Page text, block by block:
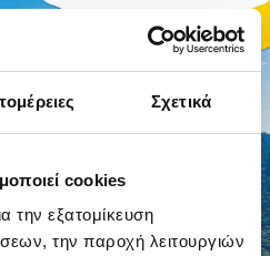
Σχετικά
cookies
την εξατομίκευση
την παροχή λειτουργιών